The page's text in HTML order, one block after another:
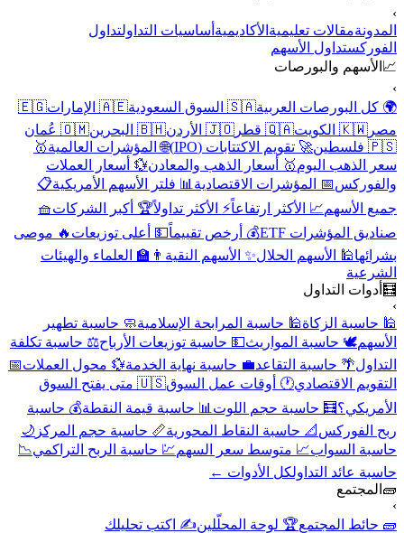
›
المدونةمقالات تعليمية الأكاديمية أساسيات التداولتداول
الفوركستداول الأسهم
📈 الأسهم والبورصات
›
🌍 كل البورصات العربية🇸🇦 السوق السعودية 🇦🇪 الإمارات
🇪🇬
مصر 🇰🇼 الكويت 🇶🇦 قطر 🇯🇴 الأردن 🇧🇭 البحرين
🇴🇲 عُمان
🇵🇸 فلسطين
🚀 تقويم الاكتتابات (IPO) 🌐 المؤشرات العالمية🥇
سعر الذهب اليوم🥇 أسعار الذهب والمعادن💱 أسعار العملات
والفوركس📅 المؤشرات الاقتصادية 📊 فلتر الأسهم الأمريكية📋
جميع الأسهم📈 الأكثر ارتفاعاً⚡ الأكثر تداولاً🏆 أكبر الشركات🧺
صناديق المؤشرات ETF
💰 أرخص تقييماً💵 أعلى توزيعات 🔥 موصى
بشرائها🕌 الأسهم الحلال✨ الأسهم النقية 👨‍🏫 العلماء والهيئات
الشرعية
🧮 أدوات التداول
›
🕌 حاسبة الزكاة🕌 حاسبة المرابحة الإسلامية🧼 حاسبة تطهير
الأسهم🕊️ حاسبة المواريث💵 حاسبة توزيعات الأرباح⚖️ حاسبة تكلفة
التداول🌴 حاسبة التقاعد💼 حاسبة نهاية الخدمة💱 محول العملات📅
التقويم الاقتصادي🕐 أوقات عمل السوق
🇺🇸 متى يفتح السوق
الأمريكي؟🧮 حاسبة حجم اللوت 📊 حاسبة قيمة النقطة💰 حاسبة
ربح الفوركس 📐 حاسبة النقاط المحورية📏 حاسبة حجم المركز 🌙
حاسبة السواب📈 متوسط سعر السهم💹 حاسبة الربح التراكمي📉
حاسبة عائد التداولكل الأدوات ←
🧱 المجتمع
›
🧱 حائط المجتمع🏆 لوحة المحلّلين✍️ اكتب تحليلك